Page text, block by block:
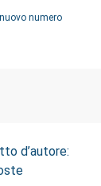
numero
d’autore: